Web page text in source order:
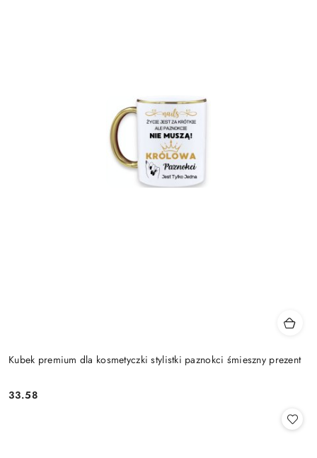
Kubek premium dla kosmetyczki stylistki paznokci śmieszny prezent
Cena:
33.58